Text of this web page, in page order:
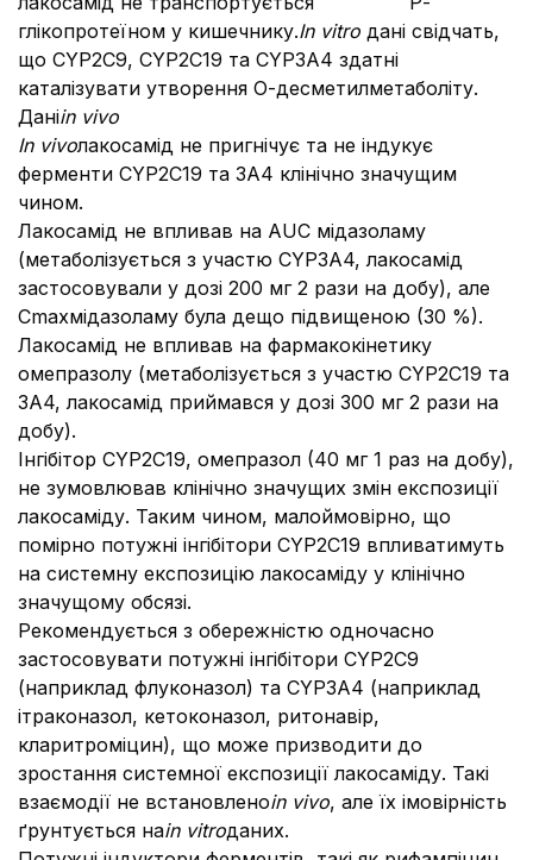
глікопротеїном у кишечнику.In vitro дані свідчать,
що CYP2C9, CYP2C19 та CYP3A4 здатні
каталізувати утворення О-десметилметаболіту.
Данііn vivo
Іn vivoлакосамід не пригнічує та не індукує
ферменти CYP2C19 та 3А4 клінічно значущим
чином.
Лакосамід не впливав на AUC мідазоламу
(метаболізується з участю CYP3A4, лакосамід
застосовували у дозі 200 мг 2 рази на добу), але
Cmaxмідазоламу була дещо підвищеною (30 %).
Лакосамід не впливав на фармакокінетику
омепразолу (метаболізується з участю CYP2C19 та
3A4, лакосамід приймався у дозі 300 мг 2 рази на
добу).
Інгібітор CYP2C19, омепразол (40 мг 1 раз на добу),
не зумовлював клінічно значущих змін експозиції
лакосаміду. Таким чином, малоймовірно, що
помірно потужні інгібітори CYP2C19 впливатимуть
на системну експозицію лакосаміду у клінічно
значущому обсязі.
Рекомендується з обережністю одночасно
застосовувати потужні інгібітори CYP2C9
(наприклад флуконазол) та CYP3A4 (наприклад
ітраконазол, кетоконазол, ритонавір,
кларитроміцин), що може призводити до
зростання системної експозиції лакосаміду. Такі
взаємодії не встановленоin vivo, але їх імовірність
ґрунтується наin vitroданих.